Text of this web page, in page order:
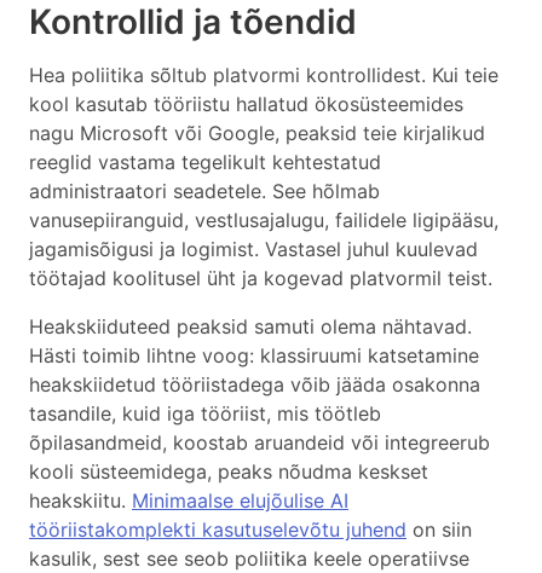
Kontrollid ja tõendid
Hea poliitika sõltub platvormi kontrollidest. Kui teie
kool kasutab tööriistu hallatud ökosüsteemides
nagu Microsoft või Google, peaksid teie kirjalikud
reeglid vastama tegelikult kehtestatud
administraatori seadetele. See hõlmab
vanusepiiranguid, vestlusajalugu, failidele ligipääsu,
jagamisõigusi ja logimist. Vastasel juhul kuulevad
töötajad koolitusel üht ja kogevad platvormil teist.
Heakskiiduteed peaksid samuti olema nähtavad.
Hästi toimib lihtne voog: klassiruumi katsetamine
heakskiidetud tööriistadega võib jääda osakonna
tasandile, kuid iga tööriist, mis töötleb
õpilasandmeid, koostab aruandeid või integreerub
kooli süsteemidega, peaks nõudma keskset
heakskiitu. Minimaalse elujõulise AI
tööriistakomplekti kasutuselevõtu juhend on siin
kasulik, sest see seob poliitika keele operatiivse